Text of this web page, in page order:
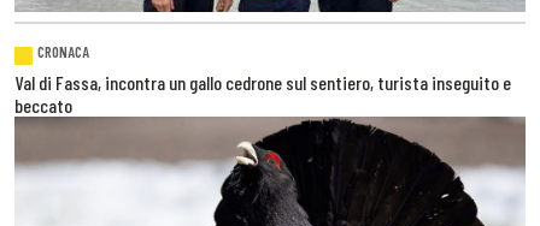
CRONACA
Val di Fassa, incontra un gallo cedrone sul sentiero, turista inseguito e
beccato